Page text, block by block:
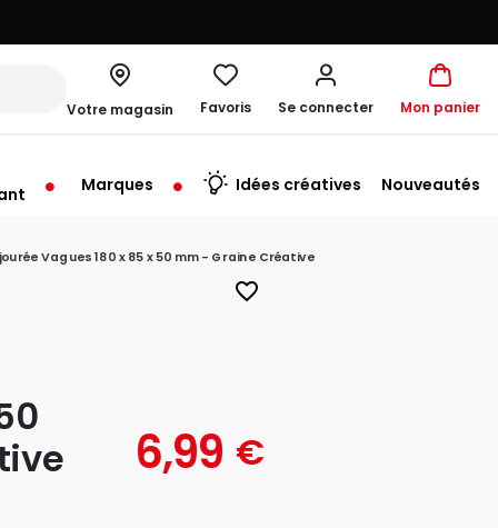
Votre magasin
à 19:30
Favoris Se connecter Mon panier
Marques Idées créatives Nouveautés
Vagues 180 x 85 x 50 mm - Graine Créative
favorite_border
6,99 €